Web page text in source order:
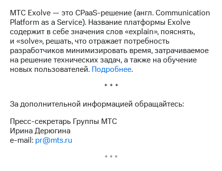
МТС Exolve — это CPaaS-решение (англ. Communication
Platform as a Service). Название платформы Exolve
содержит в себе значения слов «explain», пояснять,
и «solve», решать, что отражает потребность
разработчиков минимизировать время, затрачиваемое
на решение технических задач, а также на обучение
новых пользователей. Подробнее.
* * *
За дополнительной информацией обращайтесь:
Пресс-секретарь Группы МТС
Ирина Дерюгина
e-mail: pr@mts.ru
* * *